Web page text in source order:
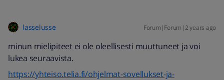
lasselusse Forum|Forum|2 years ago
minun mielipiteet ei ole oleellisesti muuttuneet ja voi
lukea seuraavista.
https://yhteiso.telia.fi/ohjelmat-sovellukset-ja-